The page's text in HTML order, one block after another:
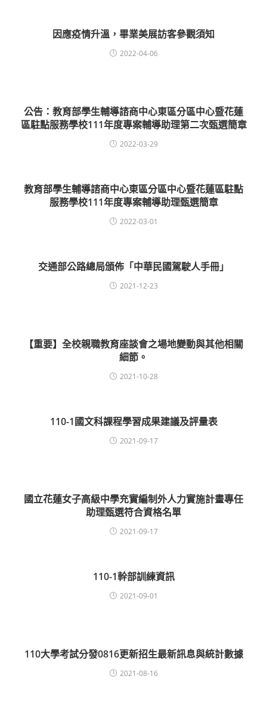
因應疫情升溫，畢業美展訪客參觀須知
2022-04-06
公告：教育部學生輔導諮商中心東區分區中心暨花蓮
區駐點服務學校111年度專案輔導助理第二次甄選簡章
2022-03-29
教育部學生輔導諮商中心東區分區中心暨花蓮區駐點
服務學校111年度專案輔導助理甄選簡章
2022-03-01
交通部公路總局頒佈「中華民國駕駛人手冊」
2021-12-23
【重要】全校親職教育座談會之場地變動與其他相關
細節。
2021-10-28
110-1國文科課程學習成果建議及評量表
2021-09-17
國立花蓮女子高級中學充實編制外人力實施計畫專任
助理甄選符合資格名單
2021-09-17
110-1幹部訓練資訊
2021-09-01
110大學考試分發0816更新招生最新訊息與統計數據
2021-08-16